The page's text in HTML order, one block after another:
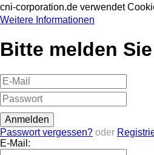
cni-corporation.de verwendet
Weitere Informationen
Bitte melden
Passwort vergessen? oder
E-Mail: